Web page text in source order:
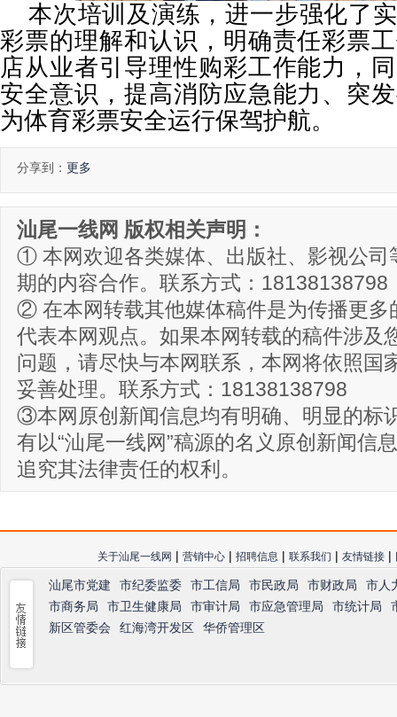
本次培训及演练，进一步强化了
彩票的理解和认识，明确责任彩票
店从业者引导理性购彩工作能力，
安全意识，提高消防应急能力、突
为体育彩票安全运行保驾护航。
分享到： 更多
汕尾一线网 版权相关声明：
① 本网欢迎各类媒体、出版社、影视公司
期的内容合作。联系方式：18138138798
② 在本网转载其他媒体稿件是为传播更多
代表本网观点。如果本网转载的稿件涉及
问题，请尽快与本网联系，本网将依照国
妥善处理。联系方式：18138138798
③本网原创新闻信息均有明确、明显的标
有以“汕尾一线网”稿源的名义原创新闻信
追究其法律责任的权利。
关于汕尾一线网 | 营销中心 | 招聘信息 | 联系我们 | 友情链接 |
汕尾市党建 市纪委监委 市工信局 市民政局 市财政局
市人
市商务局
市卫生健康局 市审计局 市应急管理局 市统计局
新区管委会
红海湾开发区 华侨管理区